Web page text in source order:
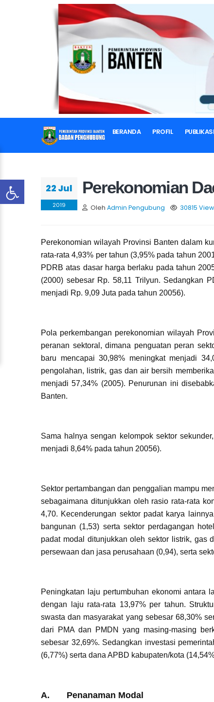
BERANDA PROFIL PUBLIKASI
22 Jul
2019
Perekonomian
Oleh Admin Pengubung 30815 View
Perekonomian wilayah Provinsi Banten dalam
rata-rata 4,93% per tahun (3,95% pada tahun
PDRB atas dasar harga berlaku pada tahun
(2000) sebesar Rp. 58,11 Trilyun. Sedangkan
menjadi Rp. 9,09 Juta pada tahun 20056).
Pola perkembangan perekonomian wilayah
peranan sektoral, dimana penguatan peran
baru mencapai 30,98% meningkat menjadi
pengolahan, listrik, gas dan air bersih
menjadi 57,34% (2005). Penurunan ini
Banten.
Sama halnya sengan kelompok sektor
menjadi 8,64% pada tahun 20056).
Sektor pertambangan dan penggalian mampu
sebagaimana ditunjukkan oleh rasio rata-rata
4,70. Kecenderungan sektor padat karya
bangunan (1,53) serta sektor perdagangan
padat modal ditunjukkan oleh sektor listrik, gas
persewaan dan jasa perusahaan (0,94), serta
Peningkatan laju pertumbuhan ekonomi antara
dengan laju rata-rata 13,97% per tahun.
swasta dan masyarakat yang sebesar 68,30%
dari PMA dan PMDN yang masing-masing
sebesar 32,69%. Sedangkan investasi
(6,77%) serta dana APBD kabupaten/kota
A. Penanaman Modal